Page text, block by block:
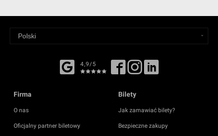
4,9/5
Firma
O nas
Oficjalny partner biletowy
Bilety
Jak zamawiać bilety?
Bezpieczne zakupy